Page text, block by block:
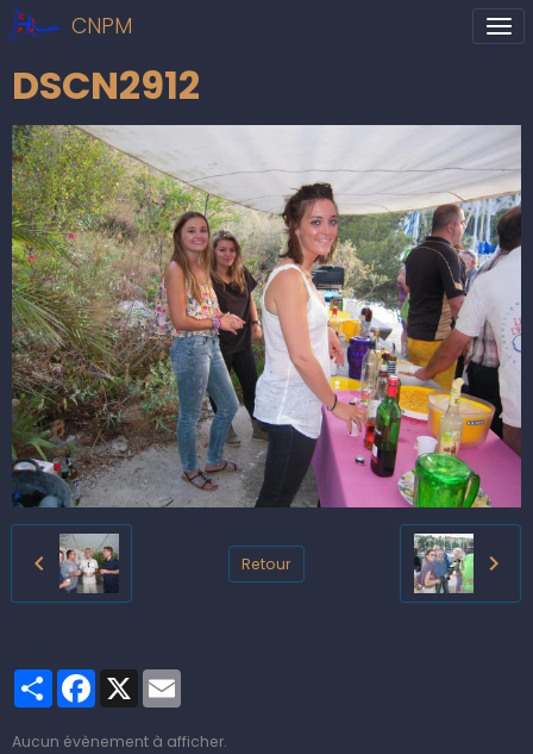
CNPM
DSCN2912
Retour
PartagerFacebook
X
Aucun évènement à afficher.